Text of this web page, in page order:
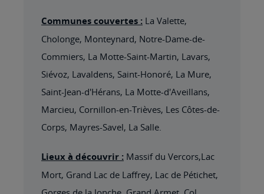
Communes couvertes : La Valette,
Cholonge, Monteynard, Notre-Dame-de-
Commiers, La Motte-Saint-Martin, Lavars,
Siévoz, Lavaldens, Saint-Honoré, La Mure,
Saint-Jean-d'Hérans, La Motte-d'Aveillans,
Marcieu, Cornillon-en-Trièves, Les Côtes-de-
Corps, Mayres-Savel, La Salle.
Lieux à découvrir : Massif du Vercors,Lac
Mort, Grand Lac de Laffrey, Lac de Pétichet,